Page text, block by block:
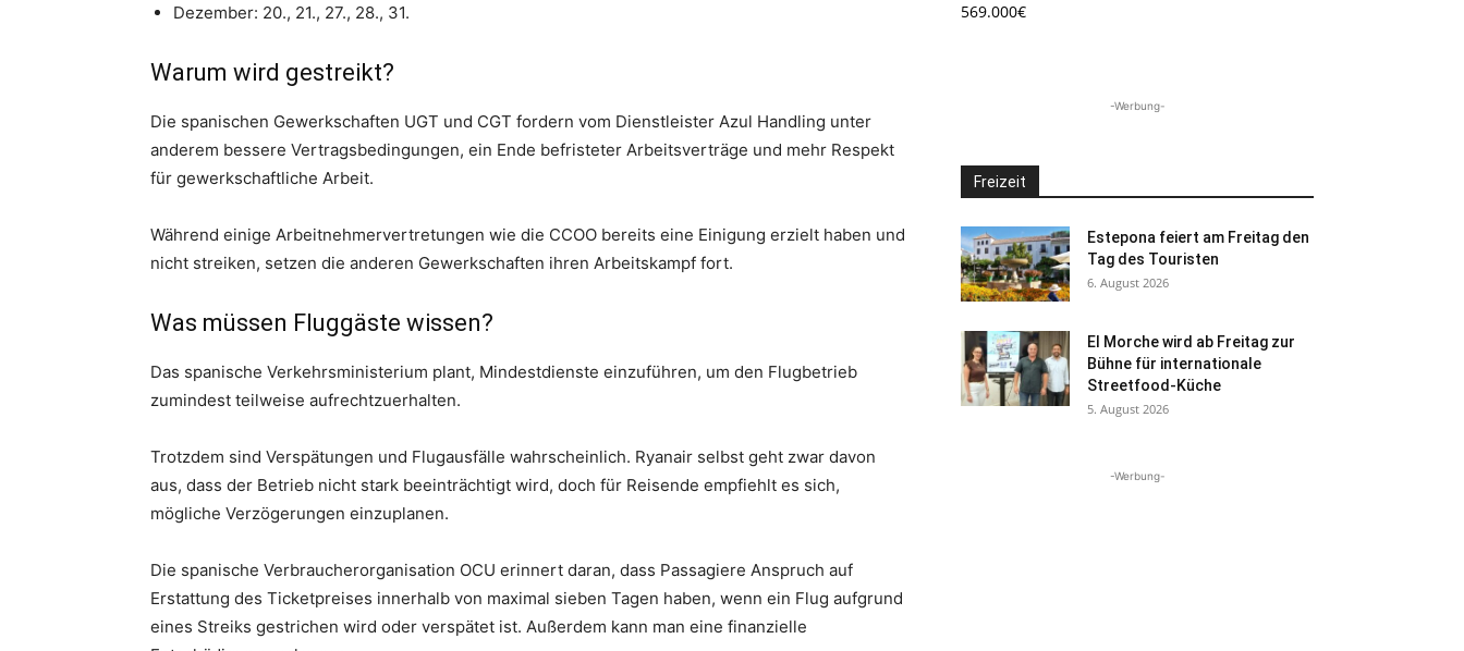
Dezember: 20., 21., 27., 28., 31.
Warum wird gestreikt?
Die spanischen Gewerkschaften UGT und CGT fordern vom Dienstleister Azul Handling unter
anderem bessere Vertragsbedingungen, ein Ende befristeter Arbeitsverträge und mehr Respekt
für gewerkschaftliche Arbeit.
Während einige Arbeitnehmervertretungen wie die CCOO bereits eine Einigung erzielt haben und
nicht streiken, setzen die anderen Gewerkschaften ihren Arbeitskampf fort.
Was müssen Fluggäste wissen?
Das spanische Verkehrsministerium plant, Mindestdienste einzuführen, um den Flugbetrieb
zumindest teilweise aufrechtzuerhalten.
Trotzdem sind Verspätungen und Flugausfälle wahrscheinlich. Ryanair selbst geht zwar davon
aus, dass der Betrieb nicht stark beeinträchtigt wird, doch für Reisende empfiehlt es sich,
mögliche Verzögerungen einzuplanen.
Die spanische Verbraucherorganisation OCU erinnert daran, dass Passagiere Anspruch auf
Erstattung des Ticketpreises innerhalb von maximal sieben Tagen haben, wenn ein Flug aufgrund
eines Streiks gestrichen wird oder verspätet ist. Außerdem kann man eine finanzielle
569.000€
-Werbung-
Freizeit
Estepona feiert am Freitag den
Tag des Touristen
6. August 2026
El Morche wird ab Freitag zur
Bühne für internationale
Streetfood-Küche
5. August 2026
-Werbung-